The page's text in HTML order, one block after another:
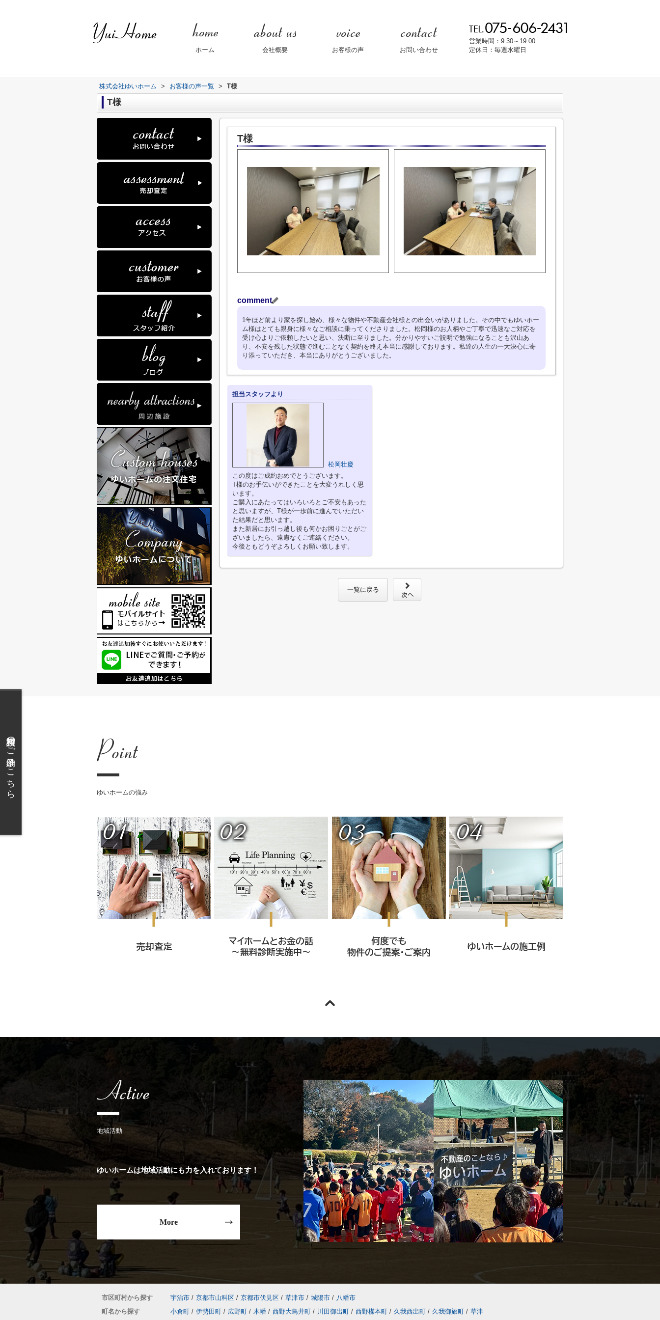
ホーム 会社概要 お客様の声 お問い合わせ
営業時間：9:30～19:00
定休日：毎週水曜日
株式会社ゆいホーム > お客様の声一覧 > T様
T様
T様
comment
1年ほど前より家を探し始め、様々な物件や不動産会社様との出会いがありました。その中でもゆいホー
ム様はとても親身に様々なご相談に乗ってくださりました。松岡様のお人柄やご丁寧で迅速なご対応を
受け心よりご依頼したいと思い、決断に至りました。分かりやすいご説明で勉強になることも沢山あ
り、不安を残した状態で進むことなく契約を終え本当に感謝しております。私達の人生の一大決心に寄
り添っていただき、本当にありがとうございました。
担当スタッフより
松岡壮慶
この度はご成約おめでとうございます。
T様のお手伝いができたことを大変うれしく思
います。
ご購入にあたってはいろいろとご不安もあった
と思いますが、T様が一歩前に進んでいただい
た結果だと思います。
また新居にお引っ越し後も何かお困りごとがご
ざいましたら、遠慮なくご連絡ください。
今後ともどうぞよろしくお願い致します。
一覧に戻る
ゆいホームの強み
地域活動
ゆいホームは地域活動にも力を入れております！
More
市区町村から探す 宇治市 / 京都市山科区 / 京都市伏見区 / 草津市 / 城陽市 / 八幡市
町名から探す
小倉町 / 伊勢田町 / 広野町 / 木幡 / 西野大鳥井町 / 川田御出町 / 西野楳本町 / 久我西出町 / 久我御旅町 / 草津
無料相談のご予約はこちら